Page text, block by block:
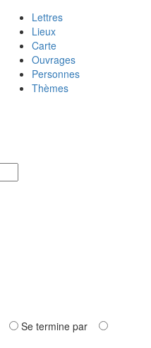
Lettres
Lieux
Carte
Ouvrages
Personnes
Thèmes
Se termine par